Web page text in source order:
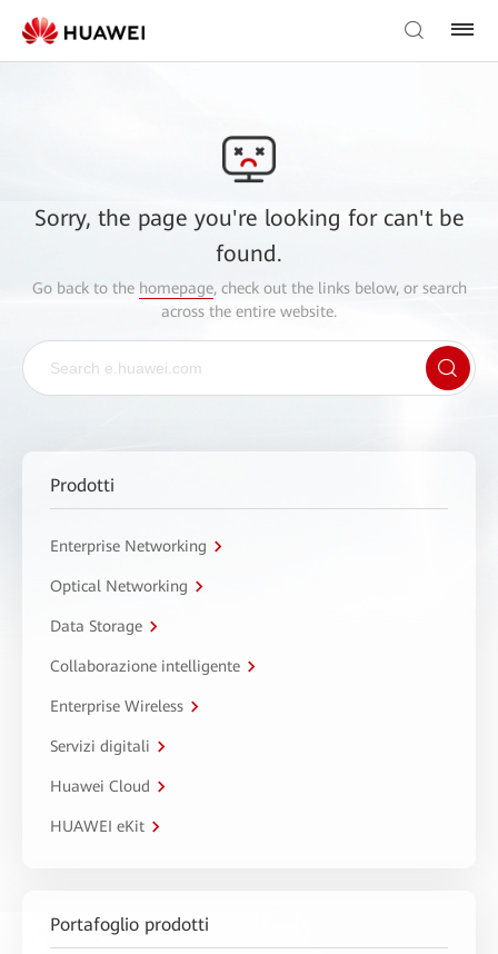
Sorry, the page you're looking for can't be
found.
Go back to the homepage, check out the links below, or search
across the entire website.
Prodotti
Enterprise Networking
Optical Networking
Data Storage
Collaborazione intelligente
Enterprise Wireless
Servizi digitali
Huawei Cloud
HUAWEI eKit
Portafoglio prodotti